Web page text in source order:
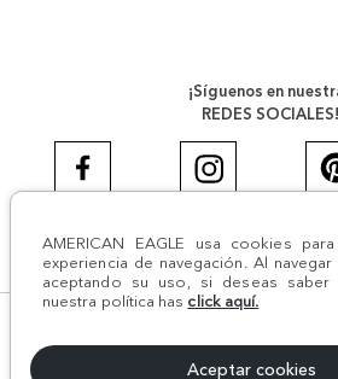
AMERICAN EAGLE usa cookies
experiencia de navegación. Al
aceptando su uso, si deseas saber
nuestra política has click aquí.
Aceptar cookies
¡Síguenos en
REDES SOCIALES!
#AEJEANS
NIT:800.069.933-6 | CII 14 #52A - 370 | Medellín,